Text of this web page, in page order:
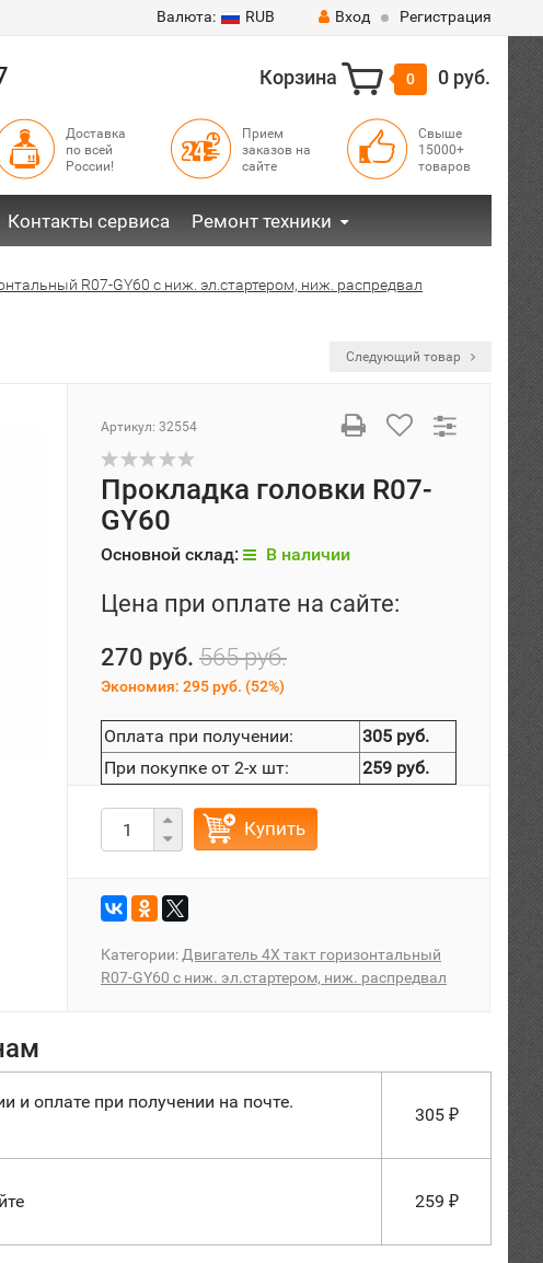
Валюта: RUB Вход Регистрация
Корзина 0 0 руб.
Доставка
по всей
России!
Прием
заказов на
сайте
Свыше
15000+
товаров
Контакты сервиса Ремонт техники
R07-GY60 с ниж. эл.стартером, ниж. распредвал
Следующий товар
Артикул: 32554
Прокладка головки R07-
GY60
Основной склад: В наличии
Цена при оплате на сайте:
270 руб. 565 руб.
Экономия: 295 руб. (52%)
Оплата при получении:
305 руб.
При покупке от 2-х шт:
259 руб.
Купить
Категории: Двигатель 4Х такт горизонтальный
R07-GY60 с ниж. эл.стартером, ниж. распредвал
и оплате при получении на почте.
305 ₽
259 ₽